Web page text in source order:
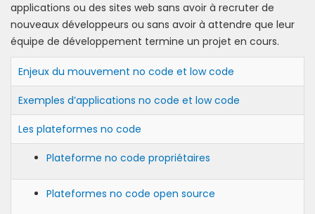
applications ou des sites web sans avoir à recruter de
nouveaux développeurs ou sans avoir à attendre que leur
équipe de développement termine un projet en cours.
Enjeux du mouvement no code et low code
Exemples d’applications no code et low code
Les plateformes no code
Plateforme no code propriétaires
Plateformes no code open source